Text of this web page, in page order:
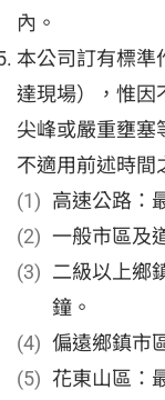
內。
本公司訂有標準
達現場），惟因
尖峰或嚴重壅塞
不適用前述時間
高速公路：
一般市區及
二級以上鄉
鐘。
偏遠鄉鎮市
花東山區：